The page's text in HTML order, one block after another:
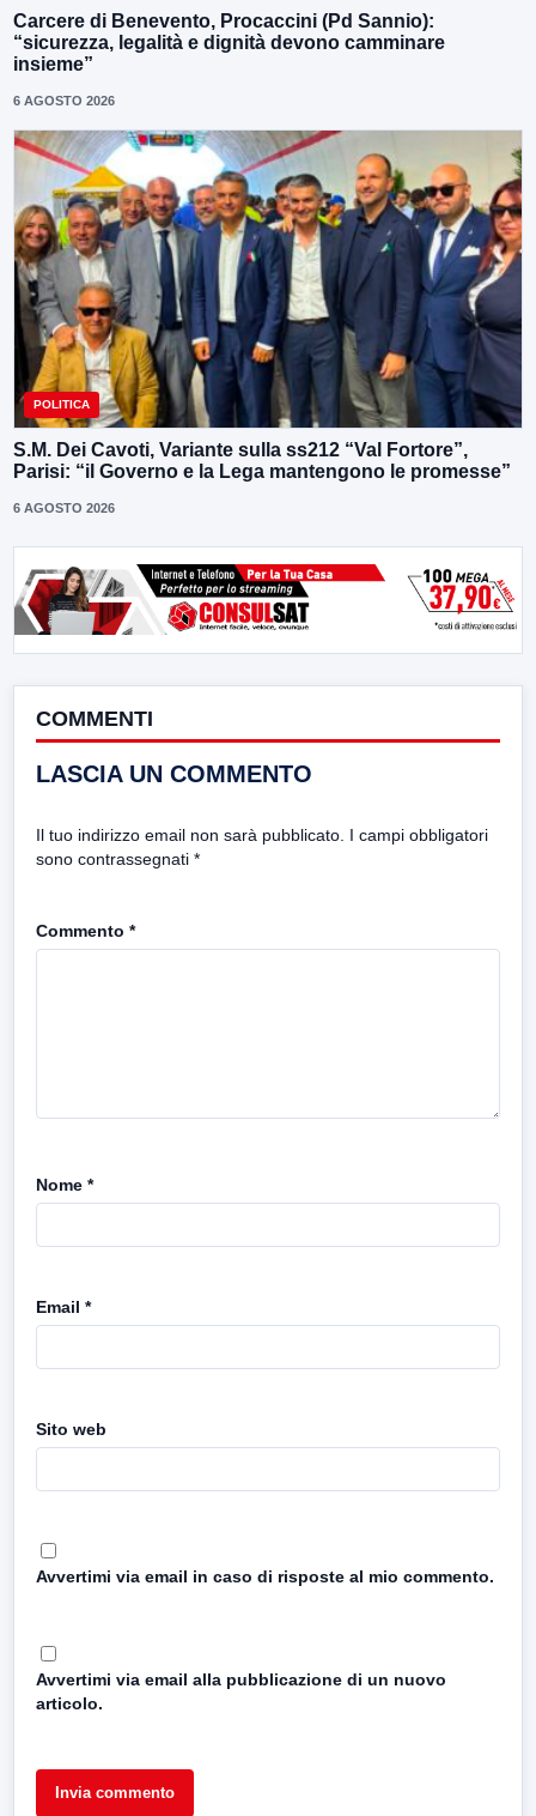
Carcere di Benevento, Procaccini (Pd Sannio):
“sicurezza, legalità e dignità devono camminare
insieme”
6 AGOSTO 2026
POLITICA
S.M. Dei Cavoti, Variante sulla ss212 “Val Fortore”,
Parisi: “il Governo e la Lega mantengono le promesse”
6 AGOSTO 2026
COMMENTI
LASCIA UN COMMENTO
Il tuo indirizzo email non sarà pubblicato. I campi obbligatori
sono contrassegnati *
Commento *
Nome *
Email *
Sito web
Avvertimi via email in caso di risposte al mio commento.
Avvertimi via email alla pubblicazione di un nuovo
articolo.